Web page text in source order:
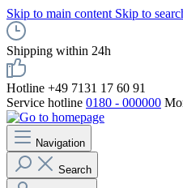
Skip to main content Skip to
Shipping within 24h
Hotline +49 7131 17 60 91
Service hotline 0180 - 000000
Navigation
Search